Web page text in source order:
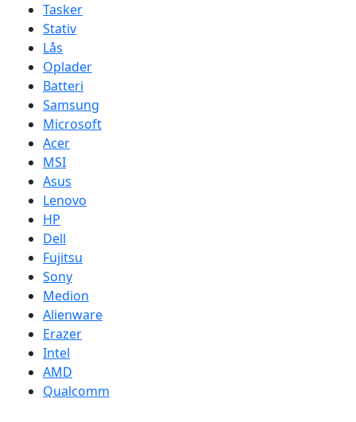
Tasker
Stativ
Lås
Oplader
Batteri
Samsung
Microsoft
Acer
MSI
Asus
Lenovo
HP
Dell
Fujitsu
Sony
Medion
Alienware
Erazer
Intel
AMD
Qualcomm